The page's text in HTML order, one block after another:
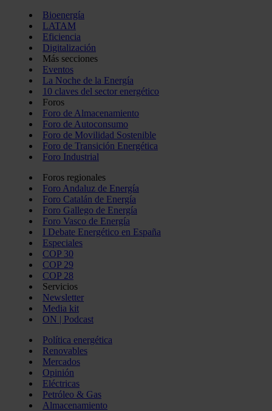
Bioenergía
LATAM
Eficiencia
Digitalización
Más secciones
Eventos
La Noche de la Energía
10 claves del sector energético
Foros
Foro de Almacenamiento
Foro de Autoconsumo
Foro de Movilidad Sostenible
Foro de Transición Energética
Foro Industrial
Foros regionales
Foro Andaluz de Energía
Foro Catalán de Energía
Foro Gallego de Energía
Foro Vasco de Energía
I Debate Energético en España
Especiales
COP 30
COP 29
COP 28
Servicios
Newsletter
Media kit
ON | Podcast
Política energética
Renovables
Mercados
Opinión
Eléctricas
Petróleo & Gas
Almacenamiento